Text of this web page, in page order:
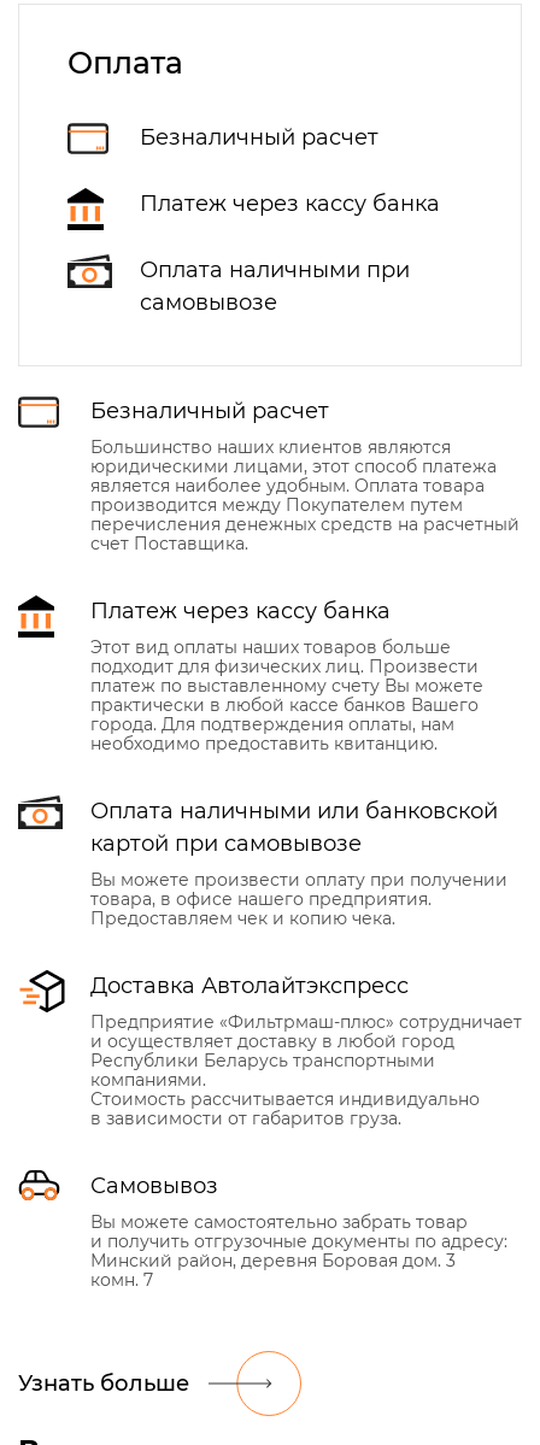
Оплата
Безналичный расчет
Платеж через кассу банка
Оплата наличными при
самовывозе
Безналичный расчет
Большинство наших клиентов являются
юридическими лицами, этот способ платежа
является наиболее удобным. Оплата товара
производится между Покупателем путем
перечисления денежных средств на расчетный
счет Поставщика.
Платеж через кассу банка
Этот вид оплаты наших товаров больше
подходит для физических лиц. Произвести
платеж по выставленному счету Вы можете
практически в любой кассе банков Вашего
города. Для подтверждения оплаты, нам
необходимо предоставить квитанцию.
Оплата наличными или банковской
картой при самовывозе
Вы можете произвести оплату при получении
товара, в офисе нашего предприятия.
Предоставляем чек и копию чека.
Доставка Автолайтэкспресс
Предприятие «Фильтрмаш-плюс» сотрудничает
и осуществляет доставку в любой город
Республики Беларусь транспортными
компаниями.
Стоимость рассчитывается индивидуально
в зависимости от габаритов груза.
Самовывоз
Вы можете самостоятельно забрать товар
и получить отгрузочные документы по адресу:
Минский район, деревня Боровая дом. 3
комн. 7
Узнать больше